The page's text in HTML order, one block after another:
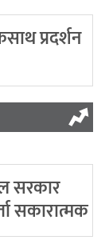
प्रदर्शन
सरकार
सकारात्मक